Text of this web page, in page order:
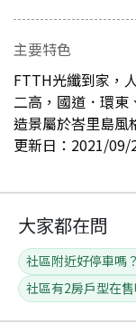
主要特色
FTTH光纖到家，
二高，國道．環東
造景屬於峇里島風
更新日：2021/09/
大家都在問
社區附近好停車嗎？
社區有2房戶型在售